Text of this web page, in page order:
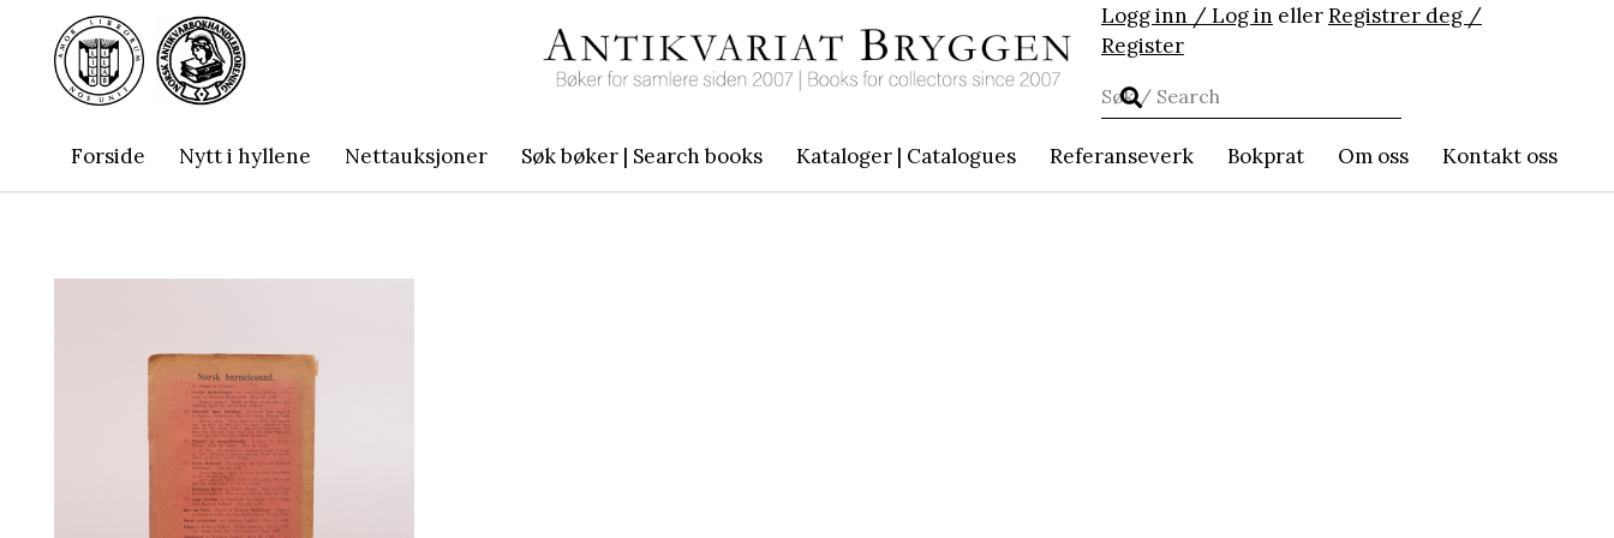
Logg inn / Log in ellerRegistrer deg /
Register
Forside Nytt i hyllene Nettauksjoner Søk bøker | Search books Kataloger | Catalogues Referanseverk Bokprat Om oss Kontakt oss